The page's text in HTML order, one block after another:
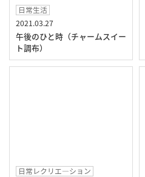
日常生活
2021.03.27
午後のひと時（チャームスイー
ト調布）
日常レクリエ―ション